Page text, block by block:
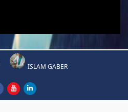
ISLAM GABER